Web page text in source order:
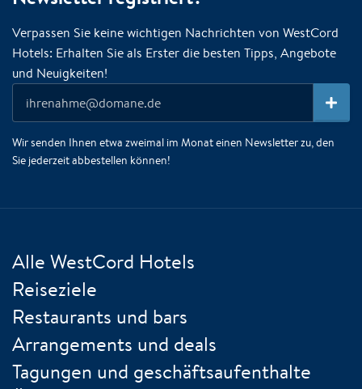
Verpassen Sie keine wichtigen Nachrichten von WestCord
Hotels: Erhalten Sie als Erster die besten Tipps, Angebote
und Neuigkeiten!
Wir senden Ihnen etwa zweimal im Monat einen Newsletter zu, den
Sie jederzeit abbestellen können!
Alle WestCord Hotels
Reiseziele
Restaurants und bars
Arrangements und deals
Tagungen und geschäftsaufenthalte